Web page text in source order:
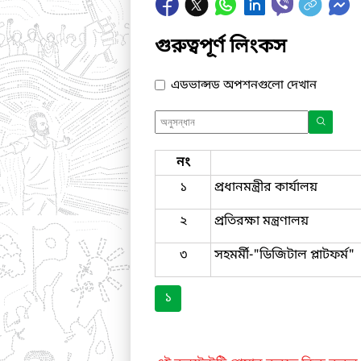
গুরুত্বপূর্ণ লিংকস
এডভান্সড অপশনগুলো দেখান
নং
১
প্রধানমন্ত্রীর কার্যালয়
২
প্রতিরক্ষা মন্ত্রণালয়
৩
সহমর্মী-"ডিজিটাল প্লাটফর্ম"
১